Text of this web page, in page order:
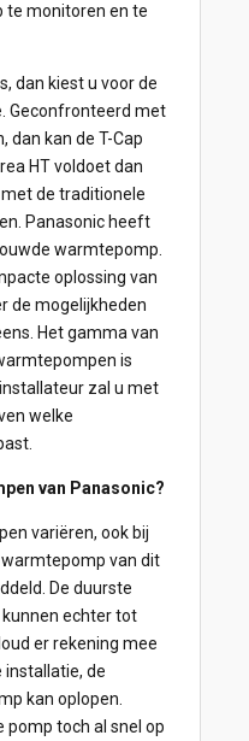
monitoren en te
dan kiest u voor de
Geconfronteerd met
dan kan de T-Cap
HT voldoet dan
de traditionele
Panasonic heeft
warmtepomp.
oplossing van
de mogelijkheden
Het gamma van
is
zal u met
welke
van Panasonic?
variëren, ook bij
warmtepomp van dit
De duurste
echter tot
er rekening mee
de
kan oplopen.
pomp toch al snel op